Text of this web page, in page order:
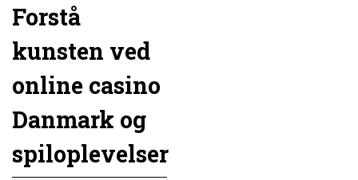
Forstå
kunsten ved
online casino
Danmark og
spiloplevelser